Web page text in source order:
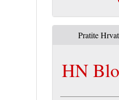
Pratite
HN